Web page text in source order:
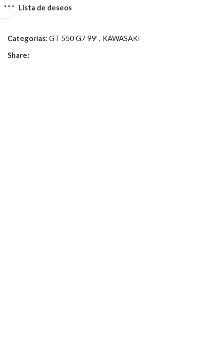
Lista de deseos
Categorías: GT 550 G7 99' , KAWASAKI
Share: